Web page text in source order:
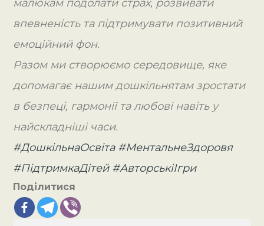
малюкам подолати страх, розвивати
впевненість та підтримувати позитивний
емоційний фон.
Разом ми створюємо середовище, яке
допомагає нашим дошкільнятам зростати
в безпеці, гармонії та любові навіть у
найскладніші часи.
#ДошкільнаОсвіта #МентальнеЗдоровя
#ПідтримкаДітей #АвторськіІгри
Поділитися